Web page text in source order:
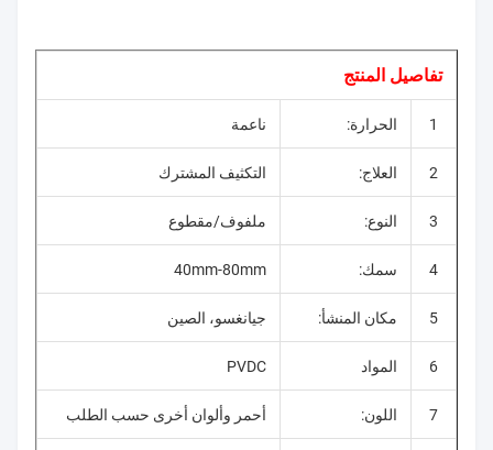
تفاصيل المنتج
1 الحرارة: ناعمة
2 العلاج: التكثيف المشترك
3 النوع: ملفوف/مقطوع
4 سمك: 40mm-80mm
5 مكان المنشأ: جيانغسو، الصين
6 المواد PVDC
7 اللون: أحمر وألوان أخرى حسب الطلب